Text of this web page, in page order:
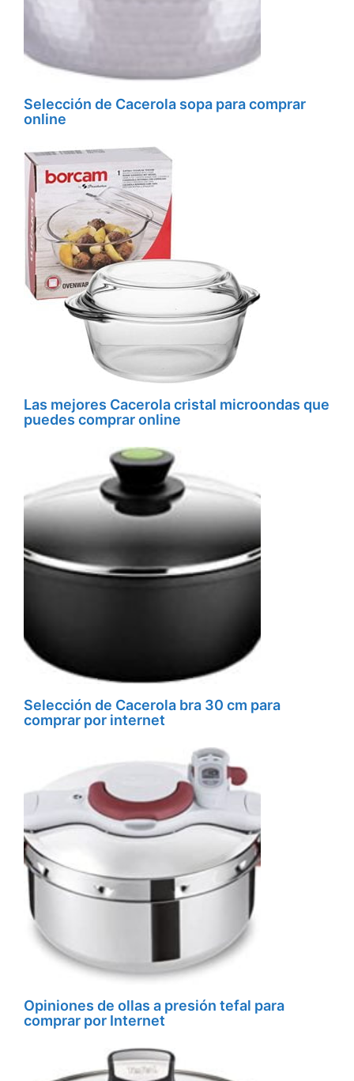
Selección de Cacerola sopa para comprar
online
Las mejores Cacerola cristal microondas que
puedes comprar online
Selección de Cacerola bra 30 cm para
comprar por internet
Opiniones de ollas a presión tefal para
comprar por Internet